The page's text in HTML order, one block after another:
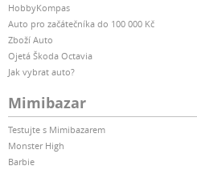
HobbyKompas
Auto pro začátečníka do 100 000 Kč
Zboží Auto
Ojetá Škoda Octavia
Jak vybrat auto?
Mimibazar
Testujte s Mimibazarem
Monster High
Barbie